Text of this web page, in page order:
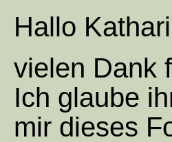
Hallo
vielen Dank
Ich glaube
mir dieses